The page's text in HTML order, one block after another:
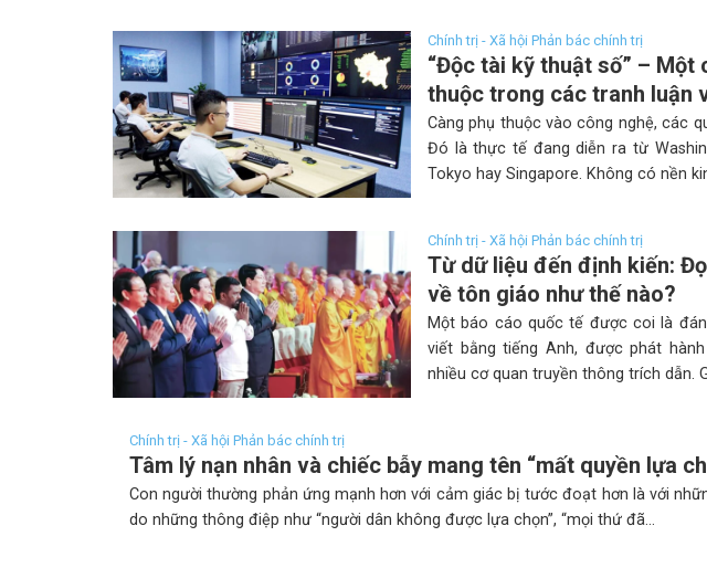
Chính trị - Xã hội Phản bác chính trị
“Độc tài kỹ thuật số” – Một
thuộc trong các tranh luận
Càng phụ thuộc vào công nghệ, các
Đó là thực tế đang diễn ra từ
Tokyo hay Singapore. Không có nền
Chính trị - Xã hội Phản bác chính trị
Từ dữ liệu đến định kiến:
về tôn giáo như thế nào?
Một báo cáo quốc tế được coi là
viết bằng tiếng Anh, được phát
nhiều cơ quan truyền thông trích dẫn.
Chính trị - Xã hội Phản bác chính trị
Tâm lý nạn nhân và chiếc bẫy mang tên “mất quyền lựa
Con người thường phản ứng mạnh hơn với cảm giác bị tước đoạt hơn là với
do những thông điệp như “người dân không được lựa chọn”, “mọi thứ đã...